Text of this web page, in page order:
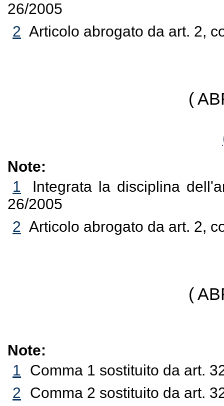
26/2005
2 Articolo abrogato da art. 2,
(
Note:
1
Integrata la disciplina
26/2005
2 Articolo abrogato da art. 2,
(
Note:
1 Comma 1 sostituito da art.
2 Comma 2 sostituito da art.